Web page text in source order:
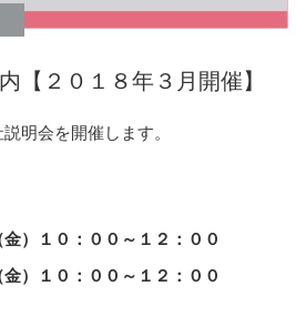
【２０１８年３月開催】
明会を開催します。
）１０：００～１２：００
）１０：００～１２：００